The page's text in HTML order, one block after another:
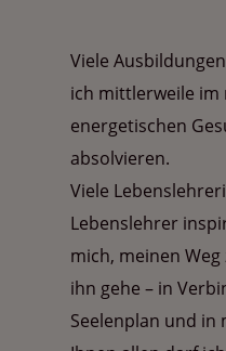
Viele
ich mittlerweile im
energetischen
absolvieren.
Viele
Lebenslehrer
mich, meinen
ihn gehe – in
Seelenplan und in